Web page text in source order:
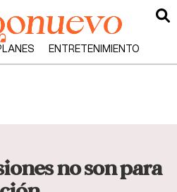
ENTRETENIMIENTO
no son para